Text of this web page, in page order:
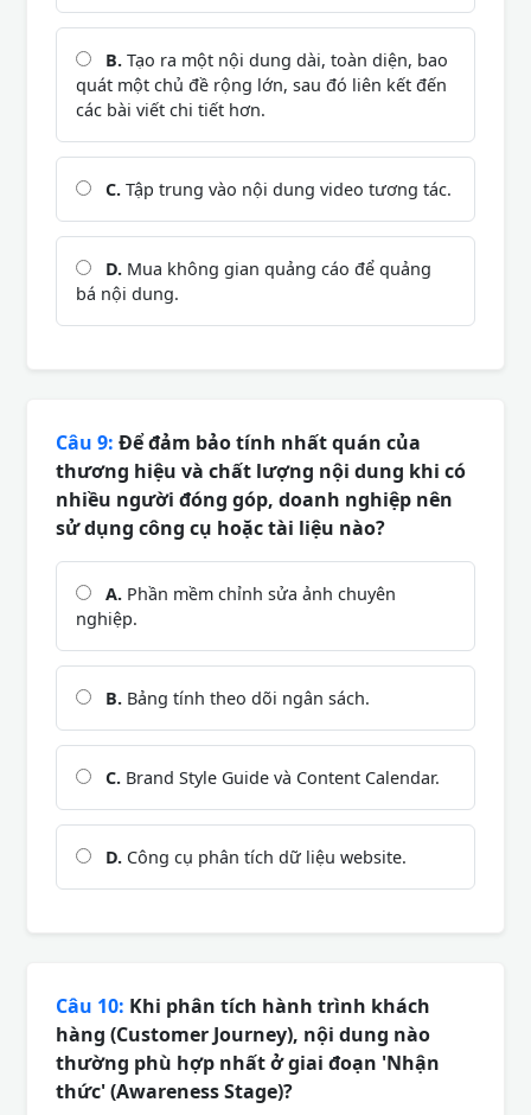
B. Tạo ra một nội dung dài, toàn diện, bao
quát một chủ đề rộng lớn, sau đó liên kết đến
các bài viết chi tiết hơn.
C. Tập trung vào nội dung video tương tác.
D. Mua không gian quảng cáo để quảng
bá nội dung.
Câu 9: Để đảm bảo tính nhất quán của
thương hiệu và chất lượng nội dung khi có
nhiều người đóng góp, doanh nghiệp nên
sử dụng công cụ hoặc tài liệu nào?
A. Phần mềm chỉnh sửa ảnh chuyên
nghiệp.
B. Bảng tính theo dõi ngân sách.
C. Brand Style Guide và Content Calendar.
D. Công cụ phân tích dữ liệu website.
Câu 10: Khi phân tích hành trình khách
hàng (Customer Journey), nội dung nào
thường phù hợp nhất ở giai đoạn 'Nhận
thức' (Awareness Stage)?